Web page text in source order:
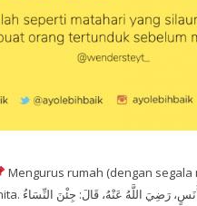
Mengurus rumah (dengan